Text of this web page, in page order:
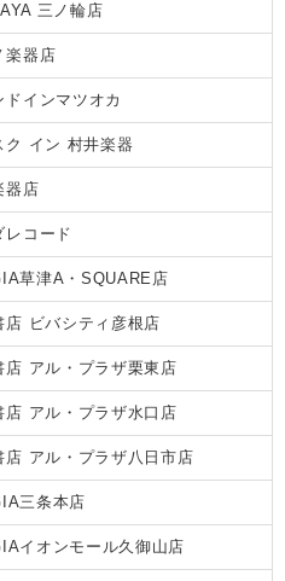
三ノ輪店
楽器店
ドインマツオカ
ク イン 村井楽器
器店
レコード
草津A・SQUARE店
店 ビバシティ彦根店
店 アル・プラザ栗東店
店 アル・プラザ水口店
店 アル・プラザ八日市店
三条本店
イオンモール久御山店